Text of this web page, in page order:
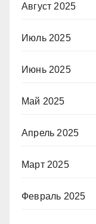
Август 2025
Июль 2025
Июнь 2025
Май 2025
Апрель 2025
Март 2025
Февраль 2025